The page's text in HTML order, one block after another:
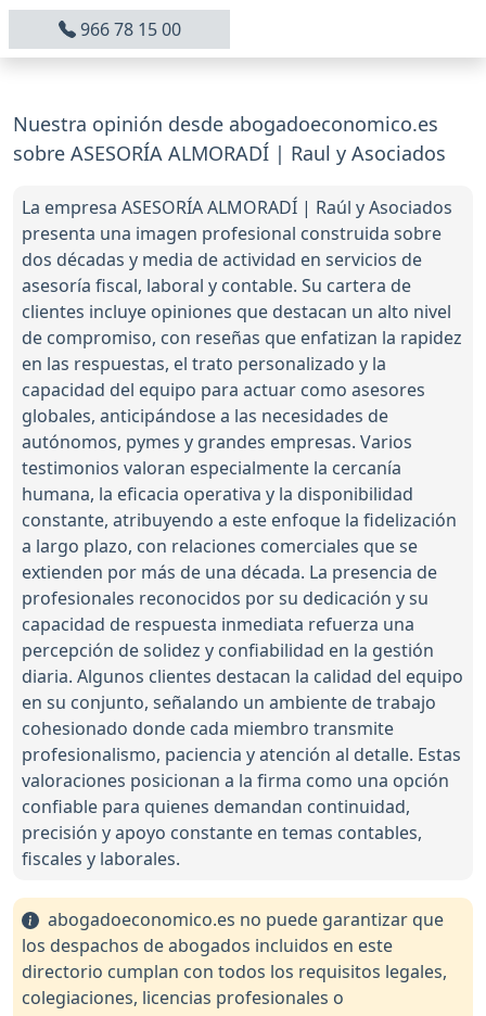
966 78 15 00
Nuestra opinión desde abogadoeconomico.es
sobre ASESORÍA ALMORADÍ | Raul y Asociados
La empresa ASESORÍA ALMORADÍ | Raúl y Asociados
presenta una imagen profesional construida sobre
dos décadas y media de actividad en servicios de
asesoría fiscal, laboral y contable. Su cartera de
clientes incluye opiniones que destacan un alto nivel
de compromiso, con reseñas que enfatizan la rapidez
en las respuestas, el trato personalizado y la
capacidad del equipo para actuar como asesores
globales, anticipándose a las necesidades de
autónomos, pymes y grandes empresas. Varios
testimonios valoran especialmente la cercanía
humana, la eficacia operativa y la disponibilidad
constante, atribuyendo a este enfoque la fidelización
a largo plazo, con relaciones comerciales que se
extienden por más de una década. La presencia de
profesionales reconocidos por su dedicación y su
capacidad de respuesta inmediata refuerza una
percepción de solidez y confiabilidad en la gestión
diaria. Algunos clientes destacan la calidad del equipo
en su conjunto, señalando un ambiente de trabajo
cohesionado donde cada miembro transmite
profesionalismo, paciencia y atención al detalle. Estas
valoraciones posicionan a la firma como una opción
confiable para quienes demandan continuidad,
precisión y apoyo constante en temas contables,
fiscales y laborales.
abogadoeconomico.es no puede garantizar que
los despachos de abogados incluidos en este
directorio cumplan con todos los requisitos legales,
colegiaciones, licencias profesionales o